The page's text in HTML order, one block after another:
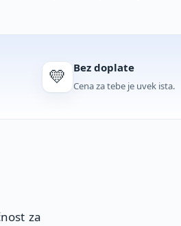
💛 Bez doplate
Cena za tebe je uvek ista.
za